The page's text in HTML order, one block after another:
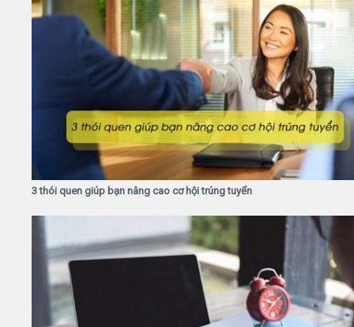
3 thói quen giúp bạn nâng cao cơ hội trúng tuyển